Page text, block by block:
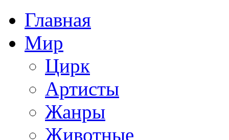
Главная
Мир
Цирк
Артисты
Жанры
Животные